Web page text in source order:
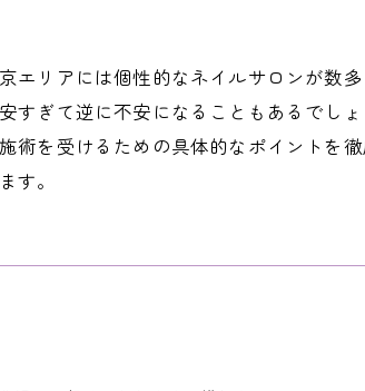
リアには個性的なネイルサロンが数
すぎて逆に不安になることもあるでし
を受けるための具体的なポイントを
す。